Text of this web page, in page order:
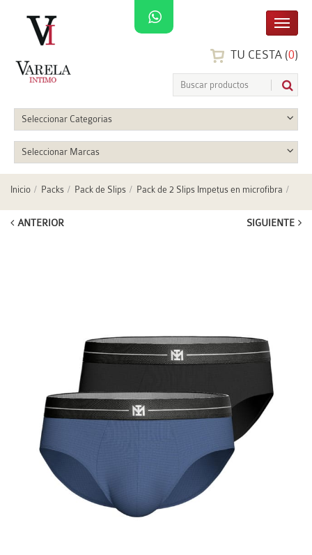
TU CESTA (0)
Seleccionar Categorias
Seleccionar Marcas
Inicio Packs Pack de Slips Pack de 2 Slips Impetus en microfibra
ANTERIOR SIGUIENTE